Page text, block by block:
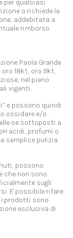
per qualsiasi
o richiede la
addebitata a
rimborso
Paola Grande
18kt, oro 9kt,
nel pieno
vigenti.
e possono quindi
ossidare e/o
se sottoposti a
acidi, profumi o
semplice pulizia
possono
che non sono
sugli
E' possibile rifare
I prodotti sono
esclusiva di